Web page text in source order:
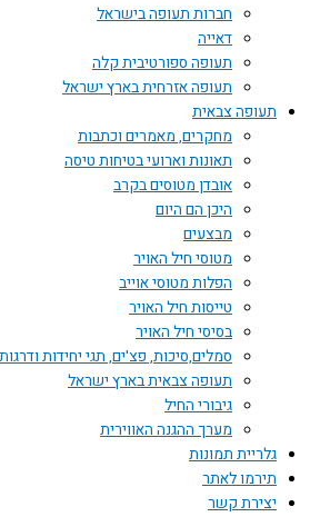
חברות תעופה בישראל
דאייה
תעופה ספורטיבית קלה
תעופה אזרחית בארץ ישראל
תעופה צבאית
מחקרים, מאמרים וכתבות
תאונות וארועי בטיחות טיסה
אובדן מטוסים בקרב
היכן הם היום
מבצעים
מטוסי חיל האויר
הפלות מטוסי אוייב
טייסות חיל האויר
בסיסי חיל האויר
סמלים,סיכות, פצ'ים, תגי יחידות
תעופה צבאית בארץ ישראל
גיבורי החיל
מערך ההגנה האווירית
גלריית תמונות
תירמו לאתר
יצירת קשר